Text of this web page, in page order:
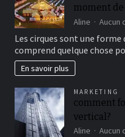
moment
Aline Aucun
Les cirques sont une
comprend quelque chose
En savoir plus
MARKETING
comment
vertical?
Aline Aucun